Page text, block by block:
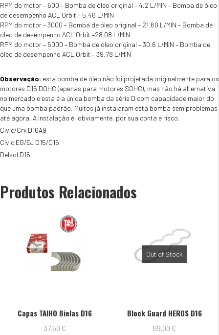
RPM do motor – 600 – Bomba de óleo original – 4.2 L/MIN – Bomba de óleo
de desempenho ACL Orbit – 5.46 L/MIN
RPM do motor – 3000 – Bomba de óleo original – 21.60 L/MIN – Bomba de
óleo de desempenho ACL Orbit –28.08 L/MIN
RPM do motor – 5000 – Bomba de óleo original – 30.6 L/MIN – Bomba de
óleo de desempenho ACL Orbit – 39,78 L/MIN
Observação: esta bomba de óleo não foi projetada originalmente para os
motores D16 DOHC (apenas para motores SOHC), mas não há alternativa
no mercado e esta é a única bomba da série D com capacidade maior do
que uma bomba padrão. Muitos já instalaram esta bomba sem problemas
até agora. A instalação é, obviamente, por sua conta e risco.
Civic/Crx D16A9
Civic EG/EJ D15/D16
Delsol D16
Produtos Relacionados
Capas TAIHO Bielas D16
37,50 €
Out of Stock
Block Guard HEROS D16
69,00 €